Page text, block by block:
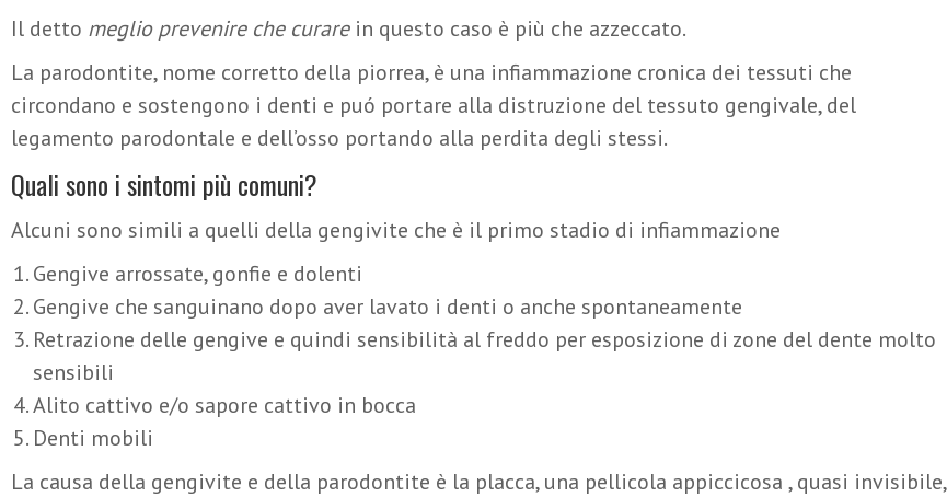
Il detto meglio prevenire che curarein questo caso è più che azzeccato.
La parodontite, nome corretto della piorrea, è una infiammazione cronica dei tessuti che
circondano e sostengono i denti e puó portare alla distruzione del tessuto gengivale, del
legamento parodontale e dell’osso portando alla perdita degli stessi.
Quali sono i sintomi più comuni?
Alcuni sono simili a quelli della gengivite che è il primo stadio di infiammazione
Gengive arrossate, gonfie e dolenti
Gengive che sanguinano dopo aver lavato i denti o anche spontaneamente
Retrazione delle gengive e quindi sensibilità al freddo per esposizione di zone del dente molto
sensibili
Alito cattivo e/o sapore cattivo in bocca
Denti mobili
La causa della gengivite e della parodontite è la placca, una pellicola appiccicosa , quasi invisibile,